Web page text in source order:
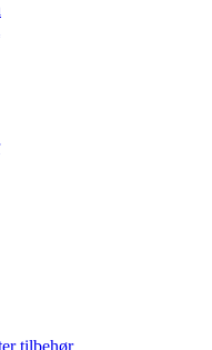
tilbehør